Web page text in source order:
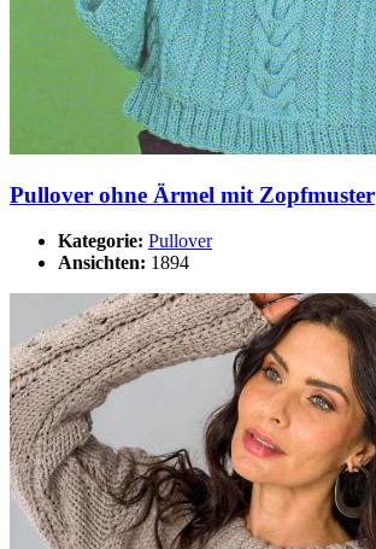
Pullover ohne Ärmel mit Zopfmuster
Kategorie: Pullover
Ansichten: 1894